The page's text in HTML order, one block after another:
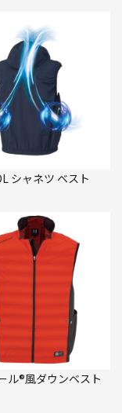
シャネツ ベスト
ル®風ダウンベスト